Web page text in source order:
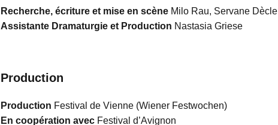
Recherche, écriture et mise en scène Milo Rau, Servane Dècle
Assistante Dramaturgie et Production Nastasia Griese
Production
Production Festival de Vienne (Wiener Festwochen)
En coopération avecFestival d’Avignon